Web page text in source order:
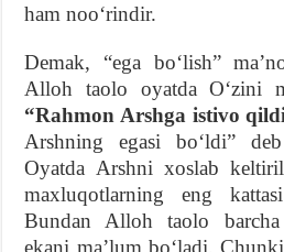
ham nooʻrindir.
Demak, “ega boʻlish”
Alloh taolo oyatda Oʻzini
“Rahmon Arshga istivo
Arshning egasi boʻldi”
Oyatda Arshni xoslab
maxluqotlarning eng
Bundan Alloh taolo
ekani maʼlum boʻladi.